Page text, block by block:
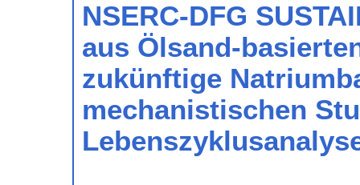
NSERC-DFG
aus Ölsand-
zukünftige
mechanistischen